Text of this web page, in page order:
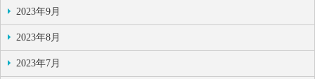
2023年9月
2023年8月
2023年7月